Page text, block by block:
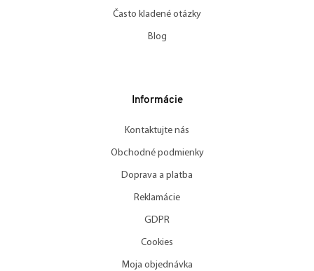
Často kladené otázky
Blog
Informácie
Kontaktujte nás
Obchodné podmienky
Doprava a platba
Reklamácie
GDPR
Cookies
Moja objednávka